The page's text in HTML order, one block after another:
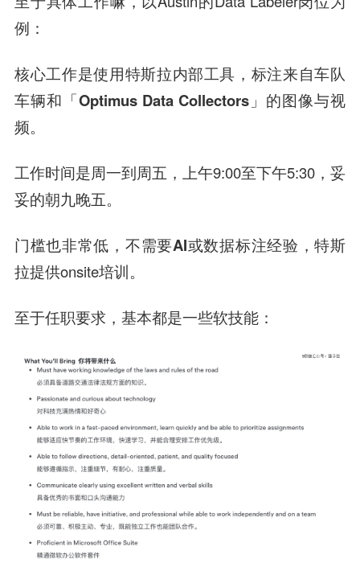
例：
核心工作是使用特斯拉内部工具， 标注来自车队
车辆和「Optimus Data Collectors」的图像与视
频。
工作时间是周一到周五，上午9:00至下午5:30，妥
妥的朝九晚五。
门槛也非常低， 不需要AI或数据标注经验 ，特斯
拉提供onsite培训。
至于任职要求，基本都是一些软技能：